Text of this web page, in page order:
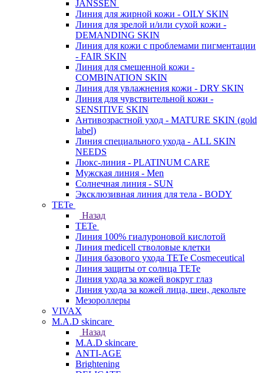
JANSSEN
Линия для жирной кожи - OILY SKIN
Линия для зрелой и/или сухой кожи -
DEMANDING SKIN
Линия для кожи с проблемами пигментации
- FAIR SKIN
Линия для смешенной кожи -
COMBINATION SKIN
Линия для увлажнения кожи - DRY SKIN
Линия для чувствительной кожи -
SENSITIVE SKIN
Антивозрастной уход - MATURE SKIN (gold
label)
Линия специального ухода - ALL SKIN
NEEDS
Люкс-линия - PLATINUM CARE
Мужская линия - Men
Солнечная линия - SUN
Эксклюзивная линия для тела - BODY
TETe
Назад
TETe
Линия 100% гиалуроновой кислотой
Линия medicell стволовые клетки
Линия базового ухода TETe Cosmeceutical
Линия защиты от солнца TETe
Линия ухода за кожей вокруг глаз
Линия ухода за кожей лица, шеи, декольте
Мезороллеры
VIVAX
M.A.D skincare
Назад
M.A.D skincare
ANTI-AGE
Brightening